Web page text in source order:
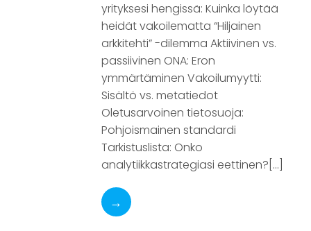
yrityksesi hengissä: Kuinka löytää
heidät vakoilematta “Hiljainen
arkkitehti” -dilemma Aktiivinen vs.
passiivinen ONA: Eron
ymmärtäminen Vakoilumyytti:
Sisältö vs. metatiedot
Oletusarvoinen tietosuoja:
Pohjoismainen standardi
Tarkistuslista: Onko
analytiikkastrategiasi eettinen?[…]
→